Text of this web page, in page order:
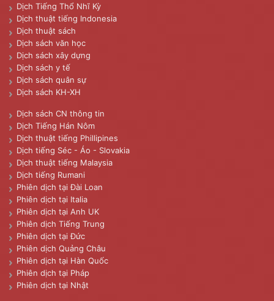
Dịch Tiếng Thổ Nhĩ Kỳ
Dịch thuật tiếng Indonesia
Dịch thuật sách
Dịch sách văn học
Dịch sách xây dựng
Dịch sách y tế
Dịch sách quân sự
Dịch sách KH-XH
Dịch sách CN thông tin
Dịch Tiếng Hán Nôm
Dịch thuật tiếng Phillipines
Dịch tiếng Séc - Áo - Slovakia
Dịch thuật tiếng Malaysia
Dịch tiếng Rumani
Phiên dịch tại Đài Loan
Phiên dịch tại Italia
Phiên dịch tại Anh UK
Phiên dịch Tiếng Trung
Phiên dịch tại Đức
Phiên dịch Quảng Châu
Phiên dịch tại Hàn Quốc
Phiên dịch tại Pháp
Phiên dịch tại Nhật